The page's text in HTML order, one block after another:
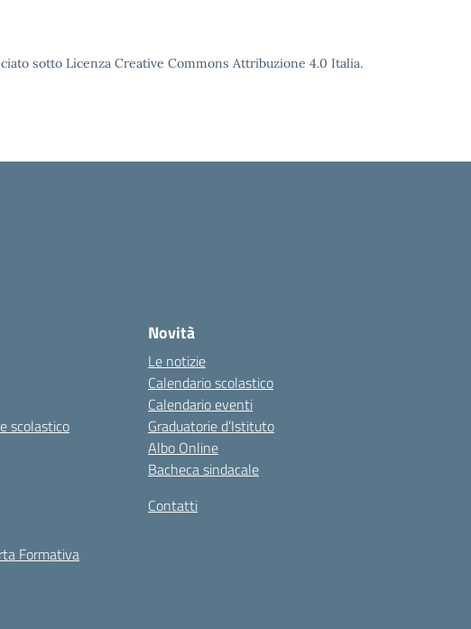
sotto Licenza Creative Commons Attribuzione 4.0 Italia.
scolastico
Formativa
Novità
Le notizie
Calendario scolastico
Calendario eventi
Graduatorie d’Istituto
Albo Online
Bacheca sindacale
Contatti